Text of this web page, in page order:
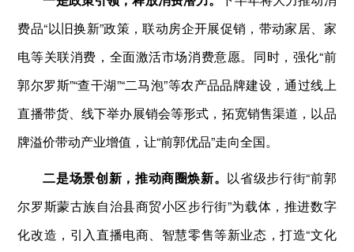
费品“以旧换新”政策，联动房企开展促销，带动家居、家
电等关联消费，全面激活市场消费意愿。同时，强化“前
郭尔罗斯”“查干湖”“二马泡”等农产品品牌建设，通过线上
直播带货、线下举办展销会等形式，拓宽销售渠道，以品
牌溢价带动产业增值，让“前郭优品”走向全国。
二是场景创新，推动商圈焕新。 以省级步行街“前郭
尔罗斯蒙古族自治县商贸小区步行街”为载体，推进数字
化改造，引入直播电商、智慧零售等新业态，打造“文化